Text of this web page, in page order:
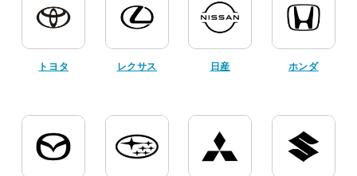
トヨタ レクサス 日産 ホンダ